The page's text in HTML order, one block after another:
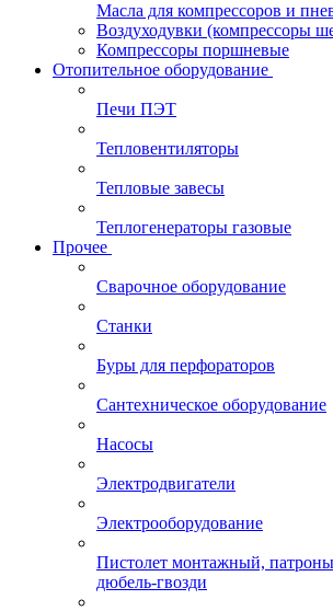
Масла для компрессоров и
Воздуходувки (компрессоры
Компрессоры поршневые
Отопительное оборудование
Печи ПЭТ
Тепловентиляторы
Тепловые завесы
Теплогенераторы газовые
Прочее
Сварочное оборудование
Станки
Буры для перфораторов
Сантехническое оборудование
Насосы
Электродвигатели
Электрооборудование
Пистолет монтажный,
дюбель-гвозди